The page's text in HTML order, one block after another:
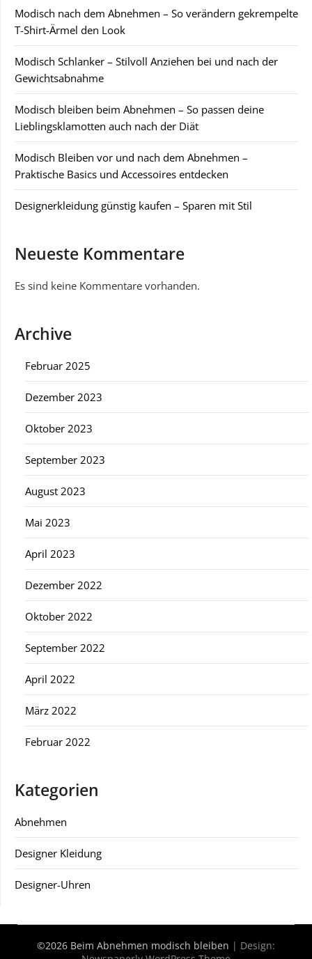
Modisch nach dem Abnehmen – So verändern gekrempelte
T-Shirt-Ärmel den Look
Modisch Schlanker – Stilvoll Anziehen bei und nach der
Gewichtsabnahme
Modisch bleiben beim Abnehmen – So passen deine
Lieblingsklamotten auch nach der Diät
Modisch Bleiben vor und nach dem Abnehmen –
Praktische Basics und Accessoires entdecken
Designerkleidung günstig kaufen – Sparen mit Stil
Neueste Kommentare
Es sind keine Kommentare vorhanden.
Archive
Februar 2025
Dezember 2023
Oktober 2023
September 2023
August 2023
Mai 2023
April 2023
Dezember 2022
Oktober 2022
September 2022
April 2022
März 2022
Februar 2022
Kategorien
Abnehmen
Designer Kleidung
Designer-Uhren
©2026 Beim Abnehmen modisch bleiben | Design: